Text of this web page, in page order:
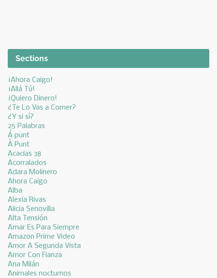
Sections
¡Ahora Caigo!
¡Allá Tú!
¡Quiero Dinero!
¿Te Lo Vas a Comer?
¿Y si sí?
25 Palabras
Á punt
À Punt
Acacias 38
Acorralados
Adara Molinero
Ahora Caigo
Alba
Alexia Rivas
Alicia Senovilla
Alta Tensión
Amar Es Para Siempre
Amazon Prime Video
Amor A Segunda Vista
Amor Con Fianza
Ana Milán
Animales nocturnos